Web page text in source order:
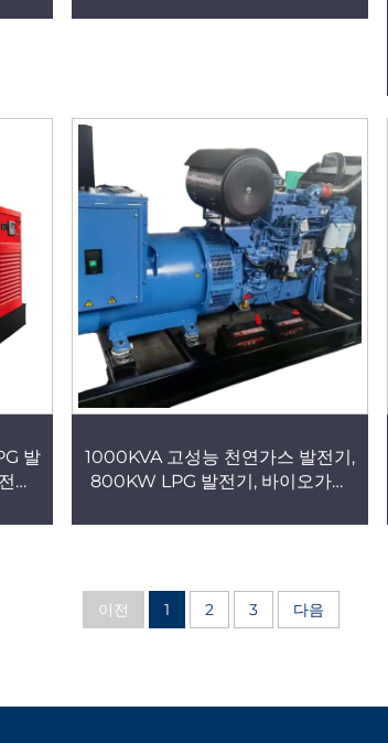
공
업체, 바이오가스·LPG 발전기 전원
발
기
물
1000KVA 고성능 천연가스 발전기,
800KW LPG 발전기, 바이오가스
Weichai 엔진 탑재), 발전소용 전기
이전 1 2 3 다음